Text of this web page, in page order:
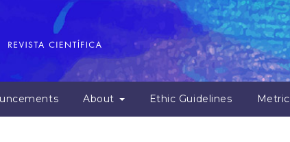
About Ethic Guidelines Metric